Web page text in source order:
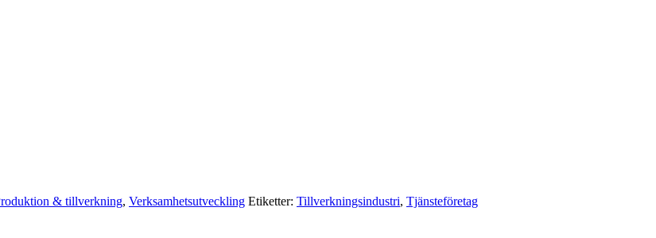
& tillverkning, Verksamhetsutveckling Etiketter: Tillverkningsindustri, Tjänsteföretag